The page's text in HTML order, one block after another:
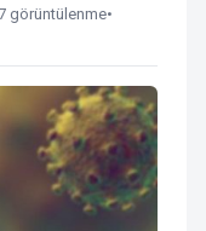
görüntülenme•